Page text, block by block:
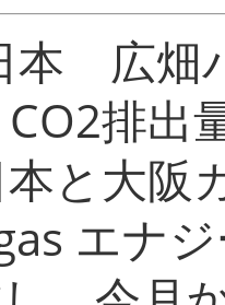
本 広畑
排出
と大阪
エナ